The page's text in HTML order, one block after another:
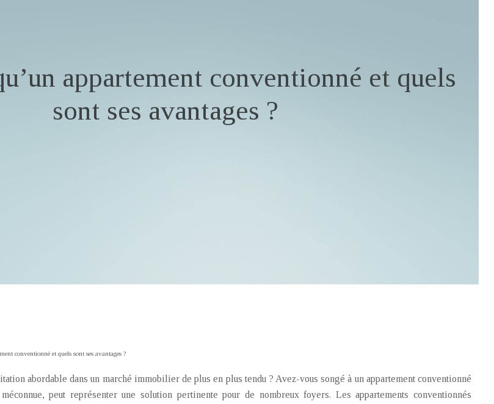
appartement conventionné et quels
sont ses avantages ?
conventionné et quels sont ses avantages ?
abordable dans un marché immobilier de plus en plus tendu ? Avez-vous songé à un appartement conventionné
peut représenter une solution pertinente pour de nombreux foyers. Les appartements conventionnés